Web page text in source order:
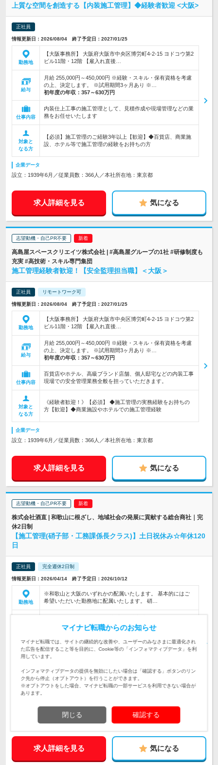
上質な空間を創造する【内装施工管理】◆経験者歓迎 <大阪>
正社員
情報更新日：2026/08/04 終了予定日：2027/01/25
勤務地
【大阪事務所】 大阪府大阪市中央区博労町4-2-15 ヨドコウ第2
ビル11階・12階 【雇入れ直後…
給与
月給 255,000円～450,000円 ※経験・スキル・保有資格を考慮
の上、決定します。 ※試用期間3ヶ月あり ※…
初年度の年収： 357～630万円
仕事内容
内装仕上工事の施工管理として、見積作成や現場管理などの業
務をお任せいたします
対象と
なる方
【必須】施工管理のご経験3年以上【歓迎】◆百貨店、商業施
設、ホテル等で施工管理の経験をお持ちの方
企業データ
設立：1939年6月／従業員数：366人／本社所在地：東京都
求人詳細を見る 気になる
志望動機・自己PR不要
高島屋スペースクリエイツ株式会社 | #高島屋グループの1社 #研修制度も
充実 #高技術・スキル専門集団
施工管理経験者歓迎！【安全監理担当職】＜大阪＞
正社員 リモートワーク可
情報更新日：2026/08/04 終了予定日：2027/01/25
勤務地
【大阪事務所】 大阪府大阪市中央区博労町4-2-15 ヨドコウ第2
ビル11階・12階 【雇入れ直後…
給与
月給 255,000円～450,000円 ※経験・スキル・保有資格を考慮
の上、決定します。 ※試用期間3ヶ月あり ※…
初年度の年収： 357～630万円
仕事内容
百貨店やホテル、高級ブランド店舗、個人邸宅などの内装工事
現場での安全管理業務全般を担っていただきます。
対象と
なる方
《経験者歓迎！》【必須】 ◆施工管理の実務経験をお持ちの
方【歓迎】◆商業施設やホテルでの施工管理経験
企業データ
設立：1939年6月／従業員数：366人／本社所在地：東京都
求人詳細を見る 気になる
志望動機・自己PR不要
株式会社酒直 | 和歌山に根ざし、地域社会の発展に貢献する総合商社｜完
休2日制
【施工管理(硝子部・工務課係長クラス)】土日祝休み☆年休120
日
正社員 完全週休2日制
情報更新日：2026/04/14 終了予定日：2026/10/12
勤務地
※和歌山と大阪のいずれかの配属いたします。 基本的にはご
希望いただいた勤務地に配属いたします。 硝…
ル、年齢を考慮の上、当社規定により優遇 ※…
初年度の年収：
450～500万円
仕事内容
施工管理者として、マンションや店舗ビルにおける硝子工事の
管理業務全般を担っていただきます。安全・品質・工程・予算
対象と
なる方
【地域に根ざして貢献したい方歓迎】《必須条件》★サッシ・
ガラス工事の施工管理経験(目安5年以上)
設立：1949年1月／従業員数：180人／本社所在地：和歌山県
求人詳細を見る 気になる
マイナビ転職からのお知らせ
マイナビ転職では、サイトの継続的な改善や、ユーザーのみなさまに最適化され
た広告を配信すること等を目的に、Cookie等の「インフォマティブデータ」を利
用しています。
インフォマティブデータの提供を無効にしたい場合は「確認する」ボタンのリン
ク先から停止（オプトアウト）を行うことができます。
※オプトアウトをした場合、マイナビ転職の一部サービスを利用できない場合が
あります。
閉じる 確認する